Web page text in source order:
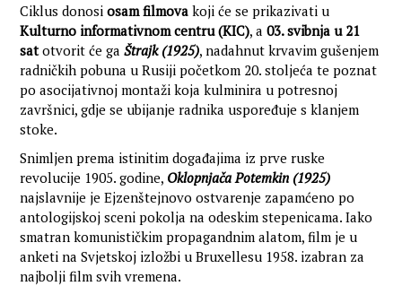
Ciklus donosiosam filmova koji će se prikazivati u
Kulturno informativnom centru (KIC), a03. svibnja u 21
satotvorit će gaŠtrajk (1925), nadahnut krvavim gušenjem
radničkih pobuna u Rusiji početkom 20. stoljeća te poznat
po asocijativnoj montaži koja kulminira u potresnoj
završnici, gdje se ubijanje radnika uspoređuje s klanjem
stoke.
Snimljen prema istinitim događajima iz prve ruske
revolucije 1905. godine, Oklopnjača Potemkin (1925)
najslavnije je Ejzenštejnovo ostvarenje zapamćeno po
antologijskoj sceni pokolja na odeskim stepenicama. Iako
smatran komunističkim propagandnim alatom, film je u
anketi na Svjetskoj izložbi u Bruxellesu 1958. izabran za
najbolji film svih vremena.